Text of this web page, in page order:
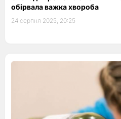
обірвала важка хвороба
24 серпня 2025, 20:25